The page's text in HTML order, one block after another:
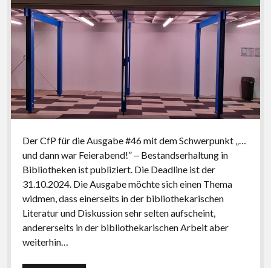
instagram
blueskyemail-
form
github
Der CfP für die Ausgabe #46 mit dem Schwerpunkt „…
und dann war Feierabend!” ‒ Bestandserhaltung in
Bibliotheken ist publiziert. Die Deadline ist der
31.10.2024. Die Ausgabe möchte sich einen Thema
widmen, dass einerseits in der bibliothekarischen
Literatur und Diskussion sehr selten aufscheint,
andererseits in der bibliothekarischen Arbeit aber
weiterhin…